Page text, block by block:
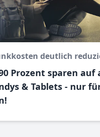
deutlich
Prozent sparen auf
& Tablets - nur